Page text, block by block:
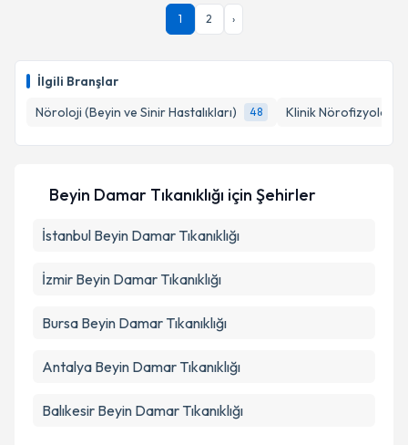
İlgili Branşlar
Nöroloji (Beyin ve Sinir Hastalıkları)
48 Klinik Nörofizyoloji
takvim hazırlandığında e-posta ile bilgilendireceğiz.
Takvim Talebini Gönder
1 2 ›
Beyin Damar Tıkanıklığı için Şehirler
İstanbul Beyin Damar Tıkanıklığı
İzmir Beyin Damar Tıkanıklığı
Bursa Beyin Damar Tıkanıklığı
Antalya Beyin Damar Tıkanıklığı
Balıkesir Beyin Damar Tıkanıklığı